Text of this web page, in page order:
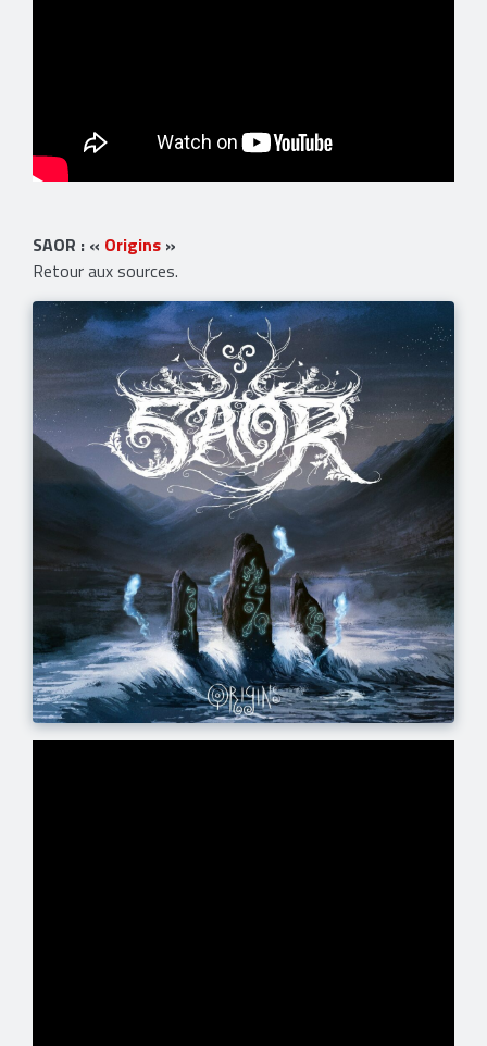
​SAOR : « Origins »
Retour aux sources.